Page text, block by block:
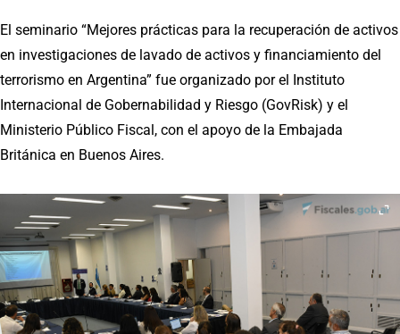
El seminario “Mejores prácticas para la recuperación de activos
en investigaciones de lavado de activos y financiamiento del
terrorismo en Argentina” fue organizado por el Instituto
Internacional de Gobernabilidad y Riesgo (GovRisk) y el
Ministerio Público Fiscal, con el apoyo de la Embajada
Británica en Buenos Aires.